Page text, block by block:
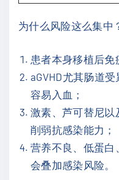
为什么风险这么集中
患者本身移植后免
aGVHD尤其肠道
容易入血；
激素、芦可替尼以
削弱抗感染能力；
营养不良、低蛋白
会叠加感染风险。